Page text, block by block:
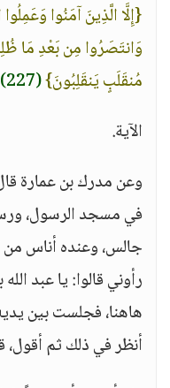
{إِلَّا الَّذِينَ آمَنُوا
وَانتَصَرُوا مِن بَعْدِ مَا
مُنقَلَبٍ يَنقَلِبُونَ}(227)
الآية.
وعن مدرك بن عمارة
في مسجد الرسول،
جالس، وعنده أناس من
رأوني قالوا: يا عبد
هاهنا، فجلست بين
أنظر في ذلك ثم أقول،